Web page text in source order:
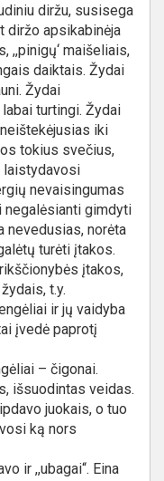
diržu, susisega
diržo apsikabinėja
,,pinigų‘ maišeliais,
daiktais. Žydai
Žydai
turtingi. Žydai
iki
tokius svečius,
laistydavosi
nevaisingumas
gimdyti
nevedusias, norėta
turėti įtakos.
įtakos,
t.y.
ir jų vaidyba
įvedė paprotį
– čigonai.
išsuodintas veidas.
juokais, o tuo
ką nors
ir ,,ubagai“. Eina